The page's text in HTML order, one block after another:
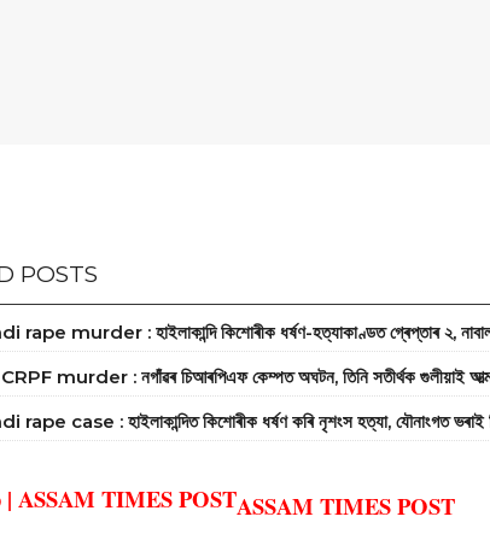
POSTS
murder : হাইলাকান্দি কিশোৰীক ধৰ্ষণ-হত্যাকাণ্ডত গ্ৰেপ্তাৰ ২,
murder : নগাঁৱৰ চিআৰপিএফ কেম্পত অঘটন, তিনি সতীৰ্থক গুলীয়াই
case : হাইলাকান্দিত কিশোৰীক ধৰ্ষণ কৰি নৃশংস হত্যা, যৌনাংগত ভৰাই
ASSAM TIMES POST